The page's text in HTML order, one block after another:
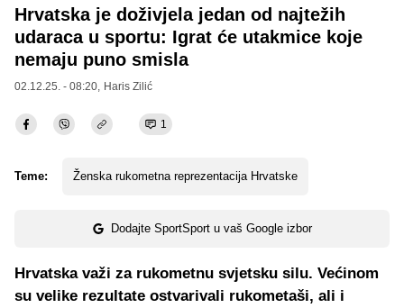
Hrvatska je doživjela jedan od najtežih
udaraca u sportu: Igrat će utakmice koje
nemaju puno smisla
02.12.25. - 08:20, Haris Zilić
1
Teme: Ženska rukometna reprezentacija Hrvatske
Dodajte SportSport u vaš Google izbor
Hrvatska važi za rukometnu svjetsku silu. Većinom
su velike rezultate ostvarivali rukometaši, ali i